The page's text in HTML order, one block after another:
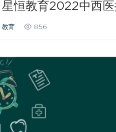
星恒教育2022中西
教育 856